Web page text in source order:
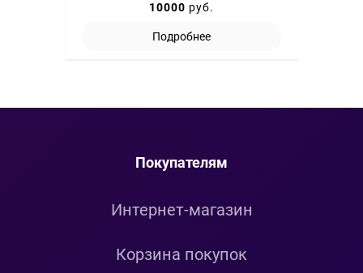
10000 руб.
Подробнее
Покупателям
Интернет-магазин
Корзина покупок